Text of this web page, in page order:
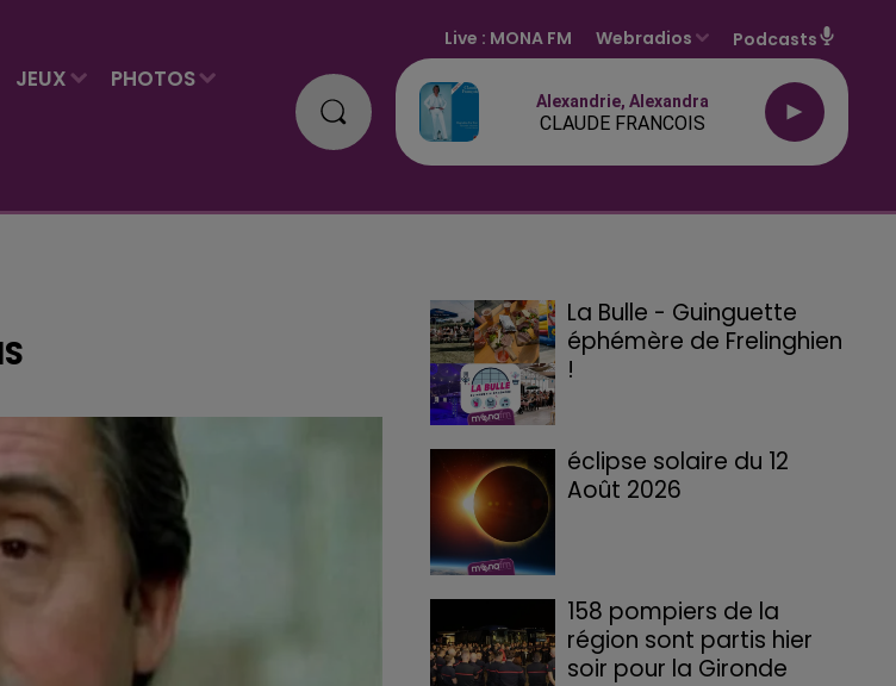
JEUX PHOTOS
Live : MONA FM Webradios Podcasts
Alexandrie, Alexandra
CLAUDE FRANCOIS
La Bulle - Guinguette
éphémère de Frelinghien
!
éclipse solaire du 12
Août 2026
158 pompiers de la
région sont partis hier
soir pour la Gironde